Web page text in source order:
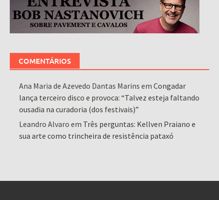
COMENTÁRIOS
Ana Maria de Azevedo Dantas Marins emCongadar
lança terceiro disco e provoca: “Talvez esteja faltando
ousadia na curadoria (dos festivais)”
Leandro Alvaro em Três perguntas: Kellven Praiano e
sua arte como trincheira de resistência pataxó